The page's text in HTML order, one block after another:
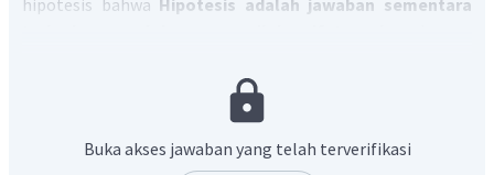
Dengan demikian, pernyataan pada soal merupakan
prosedur ilmiah tahap membuat hipotesis.
Buka akses jawaban yang telah terverifikasi